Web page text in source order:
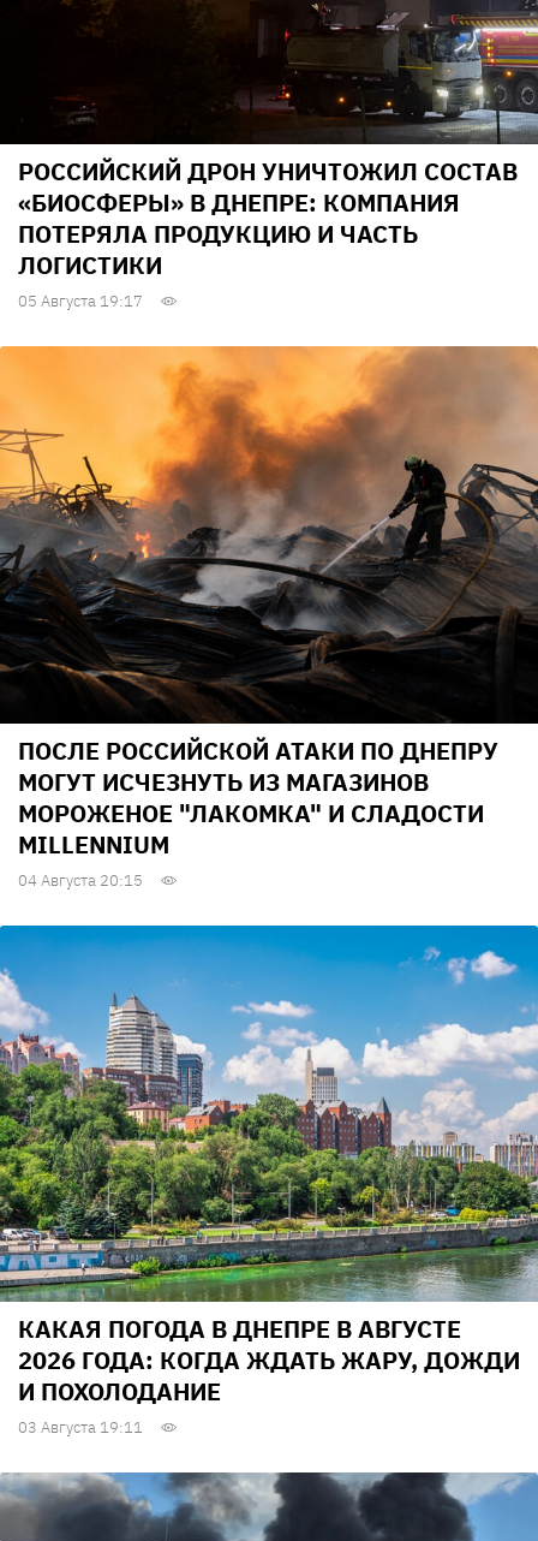
РОССИЙСКИЙ ДРОН УНИЧТОЖИЛ СОСТАВ
«БИОСФЕРЫ» В ДНЕПРЕ: КОМПАНИЯ
ПОТЕРЯЛА ПРОДУКЦИЮ И ЧАСТЬ
ЛОГИСТИКИ
05 Августа 19:17
ПОСЛЕ РОССИЙСКОЙ АТАКИ ПО ДНЕПРУ
МОГУТ ИСЧЕЗНУТЬ ИЗ МАГАЗИНОВ
МОРОЖЕНОЕ "ЛАКОМКА" И СЛАДОСТИ
MILLENNIUM
04 Августа 20:15
КАКАЯ ПОГОДА В ДНЕПРЕ В АВГУСТЕ
2026 ГОДА: КОГДА ЖДАТЬ ЖАРУ, ДОЖДИ
И ПОХОЛОДАНИЕ
03 Августа 19:11